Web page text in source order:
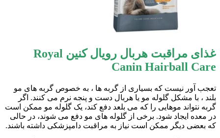
غذای مراقبت هربال رویال کنین Royal
Canin Hairball Care
تعجب آور نیست که بسیاری از گربه ها ، به خصوص گربه های مو
بلند ، با مشکل گلوله مو یا هربال دست و پنجه نرم می کنند. اگر
گربه نتواند موهایی را که می بلعد دفع کند، یک گلوله مو ممکن است
در معده ایجاد شود. برخی از گلوله های مو دفع می شوند، در حالی
که بعضی دیگر ممکن است نیاز به مراقبت دامپزشکی داشته باشند.